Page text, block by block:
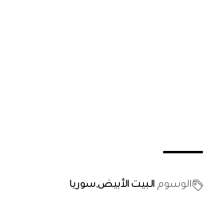
الوسوم البيت الأبيض سوريا